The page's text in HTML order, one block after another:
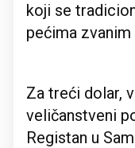
koji se
pećima zvanim
Za treći dolar,
veličanstveni
Registan u